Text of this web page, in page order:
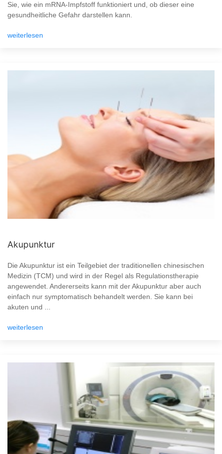
Sie, wie ein mRNA-Impfstoff funktioniert und, ob dieser eine
gesundheitliche Gefahr darstellen kann.
weiterlesen
Akupunktur
Die Akupunktur ist ein Teilgebiet der traditionellen chinesischen
Medizin (TCM) und wird in der Regel als Regulationstherapie
angewendet. Andererseits kann mit der Akupunktur aber auch
einfach nur symptomatisch behandelt werden. Sie kann bei
akuten und ...
weiterlesen